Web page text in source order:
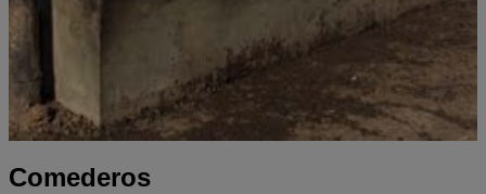
Comederos